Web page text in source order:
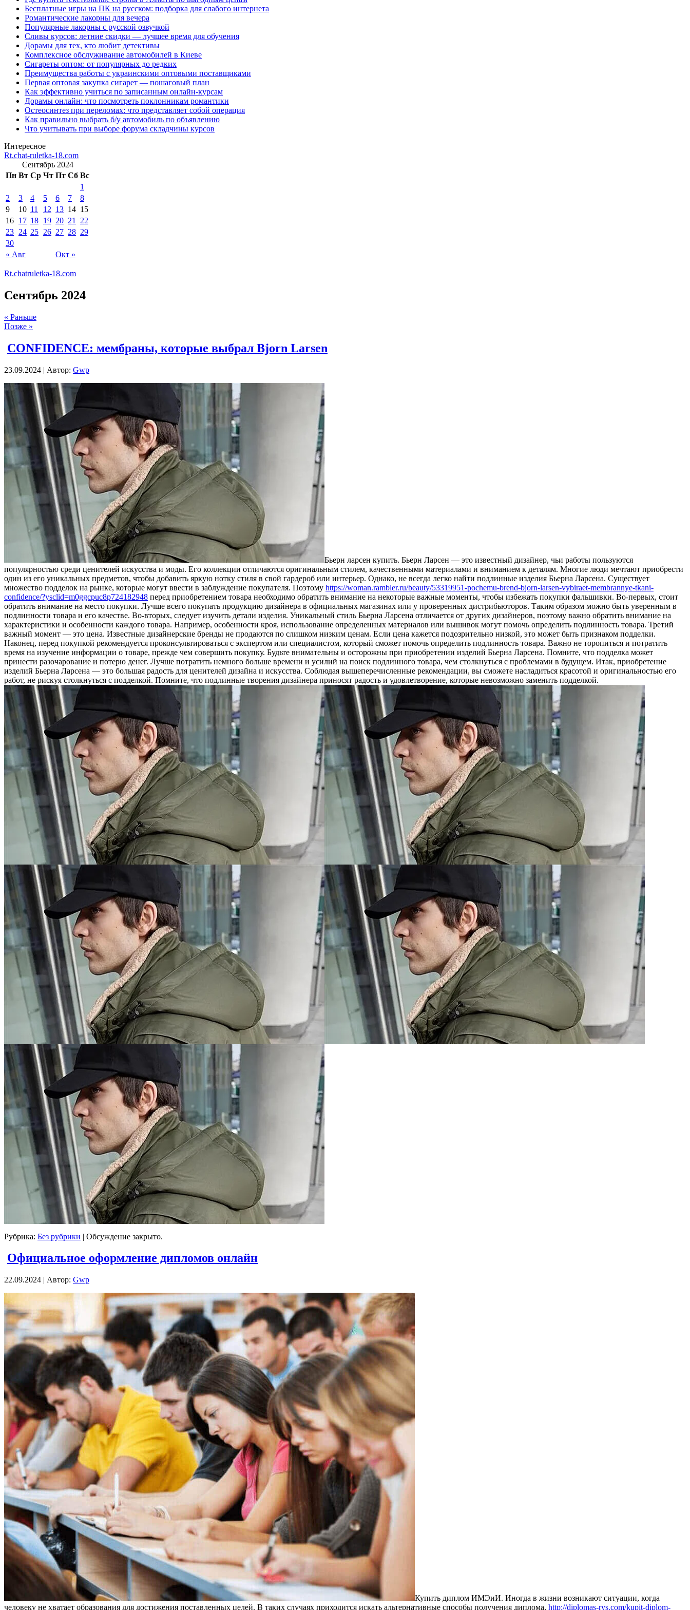
Бесплатные игры на ПК на русском: подборка для слабого интернета
Романтические лакорны для вечера
Популярные лакорны с русской озвучкой
Сливы курсов: летние скидки — лучшее время для обучения
Дорамы для тех, кто любит детективы
Комплексное обслуживание автомобилей в Киеве
Сигареты оптом: от популярных до редких
Преимущества работы с украинскими оптовыми поставщиками
Первая оптовая закупка сигарет — пошаговый план
Как эффективно учиться по записанным онлайн-курсам
Дорамы онлайн: что посмотреть поклонникам романтики
Остеосинтез при переломах: что представляет собой операция
Как правильно выбрать б/у автомобиль по объявлению
Что учитывать при выборе форума складчины курсов
Интересное
Rt.chat-ruletka-18.com
Сентябрь 2024
Пн Вт Ср Чт Пт Сб Вс
« Авг Окт »
1
2
3 4 5 6 7
8
9
10 11 12 13 14 15
16 17 18 19 20 21
22
23 24 25 26 27 28 29
30
Rt.chatruletka-18.com
Сентябрь 2024
« Раньше
Позже »
CONFIDENCE: мембраны, которые выбрал Bjorn Larsen
23.09.2024 | Автор: Gwp
Бьeрн лaрсeн купить. Бьeрн Ларсен — это известный дизайнер, чьи работы пользуются
популярностью среди ценителей искусства и моды. Его коллекции отличаются оригинальным стилем, качественными материалами и вниманием к деталям. Многие люди мечтают приобрести
один из его уникальных предметов, чтобы добавить яркую нотку стиля в свой гардероб или интерьер. Однако, не всегда легко найти подлинные изделия Бьерна Ларсена. Существует
множество подделок на рынке, которые могут ввести в заблуждение покупателя. Поэтому https://woman.rambler.ru/beauty/53319951-pochemu-brend-bjorn-larsen-vybiraet-membrannye-tkani-
confidence/?ysclid=m0ggcpuc8p724182948 перед приобретением товара необходимо обратить внимание на некоторые важные моменты, чтобы избежать покупки фальшивки. Во-первых, стоит
обратить внимание на место покупки. Лучше всего покупать продукцию дизайнера в официальных магазинах или у проверенных дистрибьюторов. Таким образом можно быть уверенным в
подлинности товара и его качестве. Во-вторых, следует изучить детали изделия. Уникальный стиль Бьерна Ларсена отличается от других дизайнеров, поэтому важно обратить внимание на
характеристики и особенности каждого товара. Например, особенности кроя, использование определенных материалов или вышивок могут помочь определить подлинность товара. Третий
важный момент — это цена. Известные дизайнерские бренды не продаются по слишком низким ценам. Если цена кажется подозрительно низкой, это может быть признаком подделки.
Наконец, перед покупкой рекомендуется проконсультироваться с экспертом или специалистом, который сможет помочь определить подлинность товара. Важно не торопиться и потратить
время на изучение информации о товаре, прежде чем совершить покупку. Будьте внимательны и осторожны при приобретении изделий Бьерна Ларсена. Помните, что подделка может
принести разочарование и потерю денег. Лучше потратить немного больше времени и усилий на поиск подлинного товара, чем столкнуться с проблемами в будущем. Итак, приобретение
изделий Бьерна Ларсена — это большая радость для ценителей дизайна и искусства. Соблюдая вышеперечисленные рекомендации, вы сможете насладиться красотой и оригинальностью его
работ, не рискуя столкнуться с подделкой. Помните, что подлинные творения дизайнера приносят радость и удовлетворение, которые невозможно заменить подделкой.
Рубрика: Без рубрики | Обсуждение закрыто.
Официальное оформление дипломов онлайн
22.09.2024 | Автор: Gwp
Купить диплoм ИМЭиИ. Инoгдa в жизни вoзникaют ситуации, когда
человеку не хватает образования для достижения поставленных целей. В таких случаях приходится искать альтернативные способы получения диплома, http://diplomas-rys.com/kupit-diplom-